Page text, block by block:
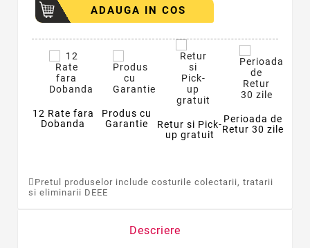
ADAUGA IN COS
12 Rate fara
Dobanda
Produs cu
Garantie
Retur si Pick-
up gratuit
Perioada de
Retur 30 zile
Pretul produselor include costurile colectarii, tratarii
si eliminarii DEEE
Descriere